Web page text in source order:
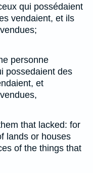
qui possédaient
vendaient, et ils
personne
possedaient des
et
that lacked: for
lands or houses
of the things that